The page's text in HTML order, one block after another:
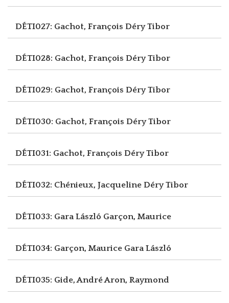
DÉTI027: Gachot, François Déry Tibor
DÉTI028: Gachot, François Déry Tibor
DÉTI029: Gachot, François Déry Tibor
DÉTI030: Gachot, François Déry Tibor
DÉTI031: Gachot, François Déry Tibor
DÉTI032: Chénieux, Jacqueline Déry Tibor
DÉTI033: Gara László Garçon, Maurice
DÉTI034: Garçon, Maurice Gara László
DÉTI035: Gide, AndréAron, Raymond